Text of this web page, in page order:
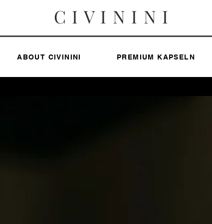
C I V I N I N I
ABOUT CIVININI PREMIUM KAPSELN